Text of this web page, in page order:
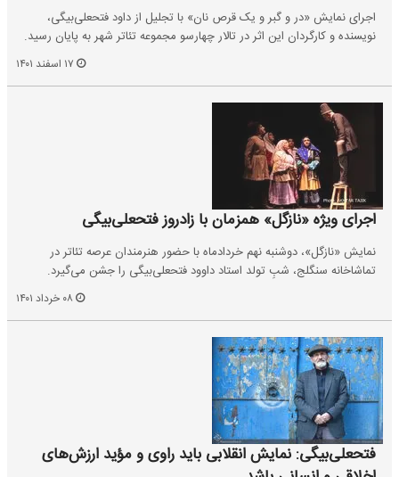
اجرای نمایش «در و گبر و یک قرص نان» با تجلیل از داود فتحعلی‌بیگی،
نویسنده و کارگردان این اثر در تالار چهارسو مجموعه تئاتر شهر به پایان رسید.
اجرای ویژه «نازگل» همزمان با زادروز فتحعلی‌بیگی
نمایش «نازگل»، دوشنبه نهم خردادماه با حضور هنرمندان عرصه‌ تئاتر در
تماشاخانه‌ سنگلج، شبِ تولد استاد داوود فتحعلی‌بیگی را جشن می‌گیرد.
فتحعلی‌بیگی: نمایش انقلابی باید راوی و مؤید ارزش‌های